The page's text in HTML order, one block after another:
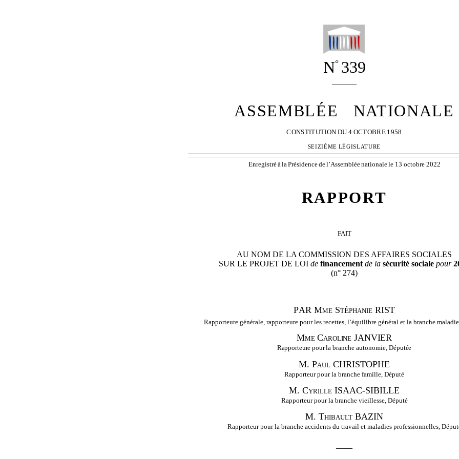
N° 339
ASSEMBLÉE NATIONALE
CONSTITUTION DU 4 OCTOBRE 1958
SEIZIÈME LÉGISLATURE
EnregistréàlaPrésidencedel’Assembléenationalele 13 octobre 2022
RAPPORT
FAIT
AU NOM DE LA COMMISSION DES AFFAIRES SOCIALES
SUR LE PROJET DE LOI de financement de la sécurité sociale pour
(n° 274)
PAR Mme StÉphanie RIST
Rapporteure générale, rapporteure pour les recettes, l’équilibre général et la branche
Mme Caroline JANVIER
Rapporteure pourla branche autonomie, Députée
M. Paul CHRISTOPHE
Rapporteur pour la branche famille, Député
M. Cyrille ISAAC-SIBILLE
Rapporteur pour la branche vieillesse, Député
M. Thibault BAZIN
Rapporteur pour la branche accidents du travail et maladies professionnelles,
——